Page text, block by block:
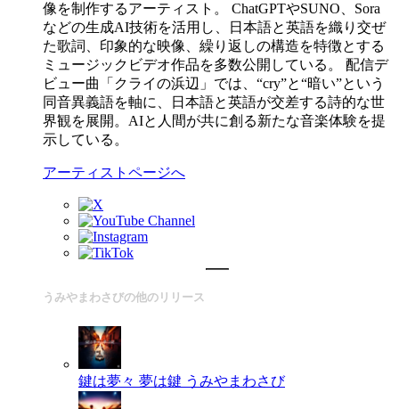
像を制作するアーティスト。 ChatGPTやSUNO、Sora
などの生成AI技術を活用し、日本語と英語を織り交ぜ
た歌詞、印象的な映像、繰り返しの構造を特徴とする
ミュージックビデオ作品を多数公開している。 配信デ
ビュー曲「クライの浜辺」では、“cry”と“暗い”という
同音異義語を軸に、日本語と英語が交差する詩的な世
界観を展開。AIと人間が共に創る新たな音楽体験を提
示している。
アーティストページへ
うみやまわさびの他のリリース
鍵は夢々 夢は鍵 うみやまわさび